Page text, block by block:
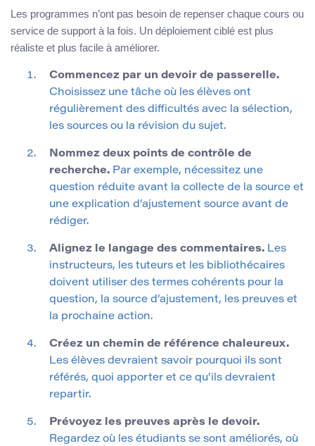
Les programmes n’ont pas besoin de repenser chaque cours ou
service de support à la fois. Un déploiement ciblé est plus
réaliste et plus facile à améliorer.
Commencez par un devoir de passerelle.
Choisissez une tâche où les élèves ont
régulièrement des difficultés avec la sélection,
les sources ou la révision du sujet.
Nommez deux points de contrôle de
recherche. Par exemple, nécessitez une
question réduite avant la collecte de la source et
une explication d’ajustement source avant de
rédiger.
Alignez le langage des commentaires. Les
instructeurs, les tuteurs et les bibliothécaires
doivent utiliser des termes cohérents pour la
question, la source d’ajustement, les preuves et
la prochaine action.
Créez un chemin de référence chaleureux.
Les élèves devraient savoir pourquoi ils sont
référés, quoi apporter et ce qu’ils devraient
repartir.
Prévoyez les preuves après le devoir.
Regardez où les étudiants se sont améliorés, où